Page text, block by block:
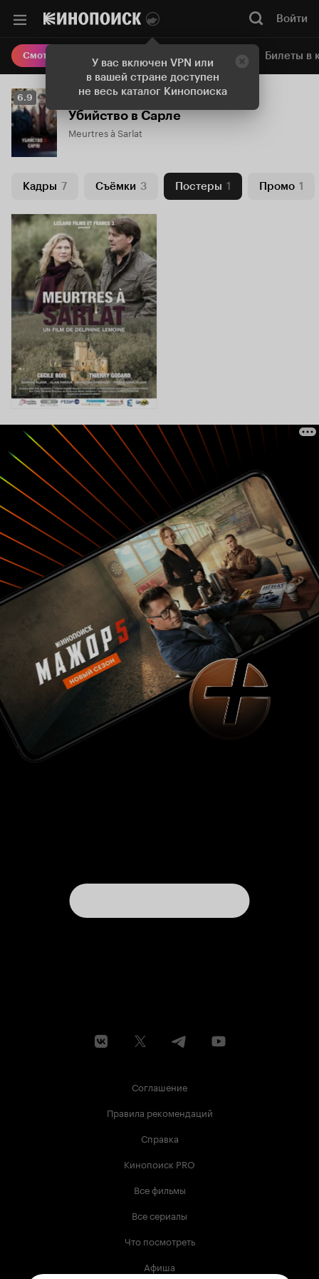
У вас включен VPN или
в вашей стране доступен
не весь каталог Кинопоиска
Войти
Смотреть кино Онлайн-кинотеатр Билеты в
Рейтинг
Кинопоиска
6.9
6.9
Убийство в Сарле
Meurtres à Sarlat
Кадры 7 Съёмки 3 Постеры 1 Промо 1
Соглашение
Правила рекомендаций
Справка
Кинопоиск PRO
Все фильмы
Все сериалы
Что посмотреть
Афиша